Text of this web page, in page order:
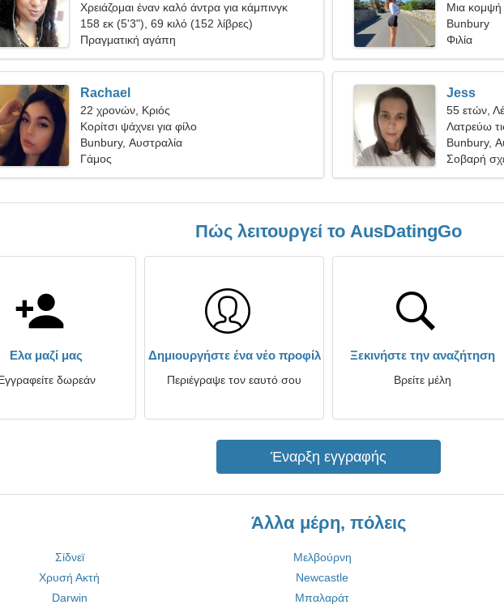
Χρειάζομαι έναν καλό άντρα για κάμπινγκ
158 εκ (5'3"), 69 κιλό (152 λίβρες)
Πραγματική αγάπη
Μια κομψή
Bunbury
Φιλία
Rachael
22 χρονών, Κριός
Κορίτσι ψάχνει για φίλο
Bunbury, Αυστραλία
Γάμος
Jess
55 ετών,
Λατρεύω
Bunbury,
Σοβαρή
Πώς λειτουργεί το AusDatingGo
Ελα μαζί μας
δωρεάν
Δημιουργήστε ένα νέο προφίλ
Περιέγραψε τον εαυτό σου
Ξεκινήστε την αναζήτηση
Βρείτε μέλη
Έναρξη εγγραφής
Άλλα μέρη, πόλεις
Σίδνεϊ Μελβούρνη
Χρυσή Ακτή
Newcastle
Darwin
Μπαλαράτ